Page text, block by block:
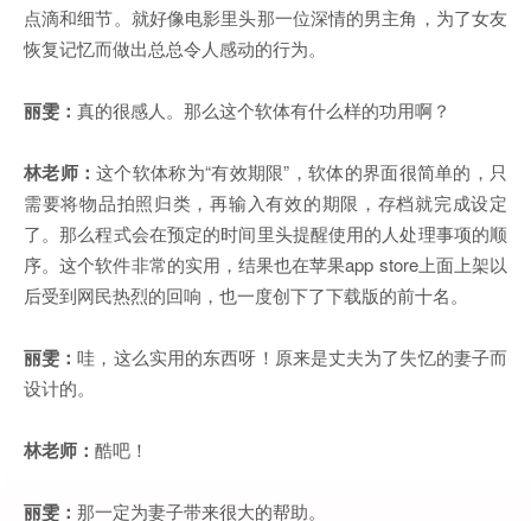
点滴和细节。就好像电影里头那一位深情的男主角，为了女友
恢复记忆而做出总总令人感动的行为。
丽雯： 真的很感人。那么这个软体有什么样的功用啊？
林老师：这个软体称为“有效期限”，软体的界面很简单的，只
需要将物品拍照归类，再输入有效的期限，存档就完成设定
了。那么程式会在预定的时间里头提醒使用的人处理事项的顺
序。这个软件非常的实用，结果也在苹果app store上面上架以
后受到网民热烈的回响，也一度创下了下载版的前十名。
丽雯：哇，这么实用的东西呀！原来是丈夫为了失忆的妻子而
设计的。
林老师： 酷吧！
丽雯： 那一定为妻子带来很大的帮助。